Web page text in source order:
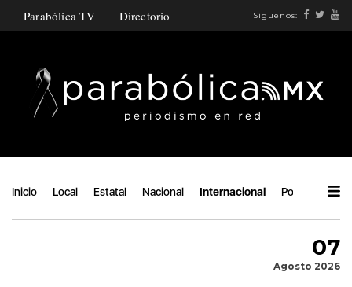
Parabólica TV Directorio Síguenos:
Inicio Local Estatal Nacional Internacional Política
07
Agosto 2026